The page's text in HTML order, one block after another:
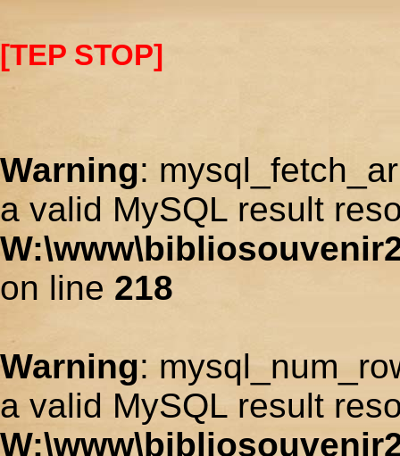
[TEP STOP]
Warning:
a valid MySQL result
on line 218
Warning:
a valid MySQL result